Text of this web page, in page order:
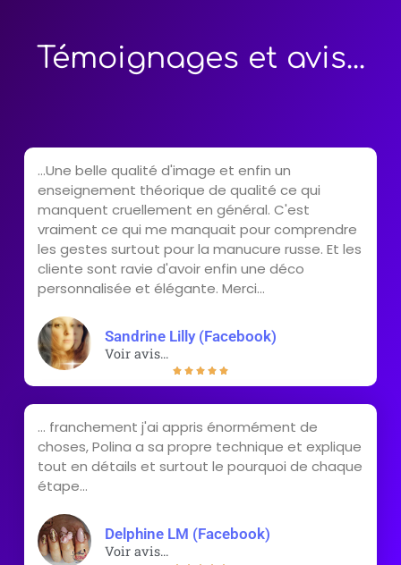
Témoignages et avis...​
...Une belle qualité d'image et enfin un
enseignement théorique de qualité ce qui
manquent cruellement en général. C'est
vraiment ce qui me manquait pour comprendre
les gestes surtout pour la manucure russe. Et les
cliente sont ravie d'avoir enfin une déco
personnalisée et élégante. Merci...
Sandrine Lilly (Facebook)
Voir avis...
    
... franchement j'ai appris énormément de
choses, Polina a sa propre technique et explique
tout en détails et surtout le pourquoi de chaque
étape...
Delphine LM (Facebook)
Voir avis...